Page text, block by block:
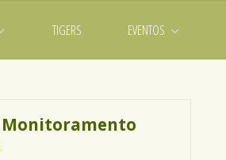
TIGERS EVENTOS
Monitoramento